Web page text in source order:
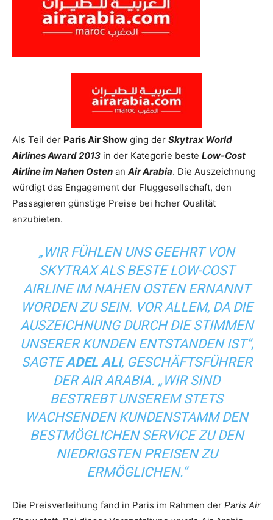
Reiseempfehlungen.
Als Teil der Paris Air Show ging der Skytrax World
Airlines Award 2013 in der Kategorie beste Low-Cost
Airline im Nahen Osten an Air Arabia. Die Auszeichnung
würdigt das Engagement der Fluggesellschaft, den
Passagieren günstige Preise bei hoher Qualität
anzubieten.
„WIR FÜHLEN UNS GEEHRT VON
SKYTRAXALS BESTE LOW-COST
AIRLINE IM NAHEN OSTEN ERNANNT
WORDEN ZU SEIN. VOR ALLEM, DA DIE
AUSZEICHNUNG DURCH DIE STIMMEN
UNSERER KUNDEN ENTSTANDEN IST“,
SAGTEADEL ALI, GESCHÄFTSFÜHRER
DER AIR ARABIA. „WIR SIND
BESTREBT UNSEREM STETS
WACHSENDEN KUNDENSTAMM DEN
BESTMÖGLICHEN SERVICE ZU DEN
NIEDRIGSTEN PREISEN ZU
ERMÖGLICHEN.“
Die Preisverleihung fand in Paris im Rahmen der Paris Air